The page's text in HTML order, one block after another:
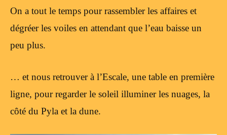
On a tout le temps pour rassembler les affaires et
dégréer les voiles en attendant que l’eau baisse un
peu plus.
… et nous retrouver à l’Escale, une table en première
ligne, pour regarder le soleil illuminer les nuages, la
côté du Pyla et la dune.